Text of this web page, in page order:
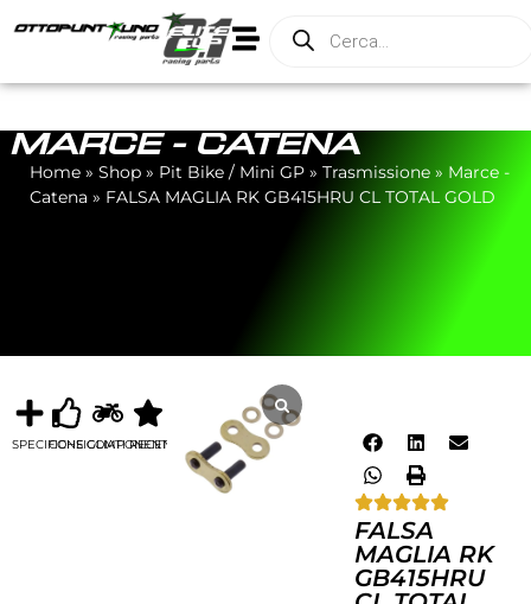
MARCE - CATENA
Home » Shop » Pit Bike / Mini GP » Trasmissione » Marce -
Catena » FALSA MAGLIA RK GB415HRU CL TOTAL GOLD
SPECIFICHECONSIGLIATICOMPONENTI
RECENSIONI
FALSA
MAGLIA RK
GB415HRU